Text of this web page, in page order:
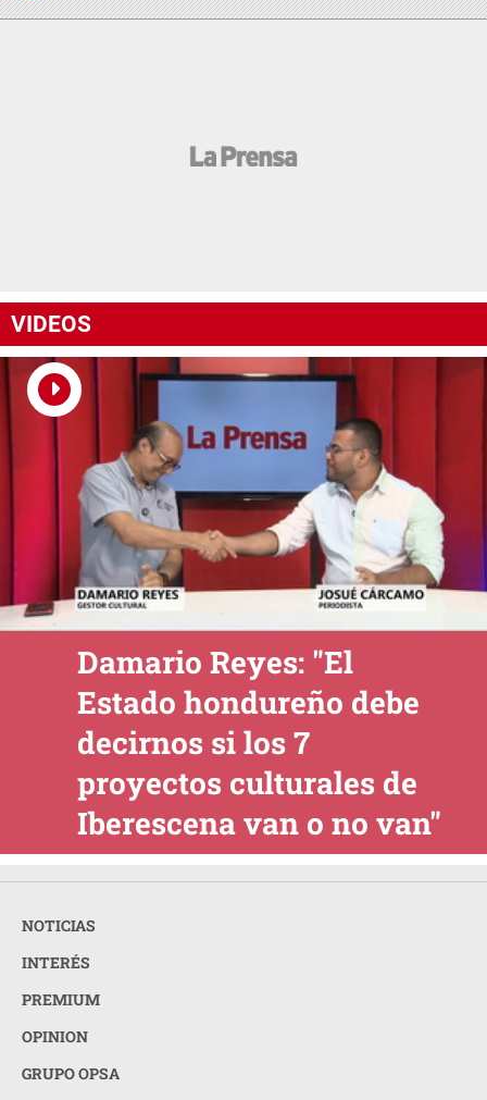
VIDEOS
Damario Reyes: "El
Estado hondureño debe
decirnos si los 7
proyectos culturales de
Iberescena van o no van"
NOTICIAS
INTERÉS
PREMIUM
OPINION
GRUPO OPSA